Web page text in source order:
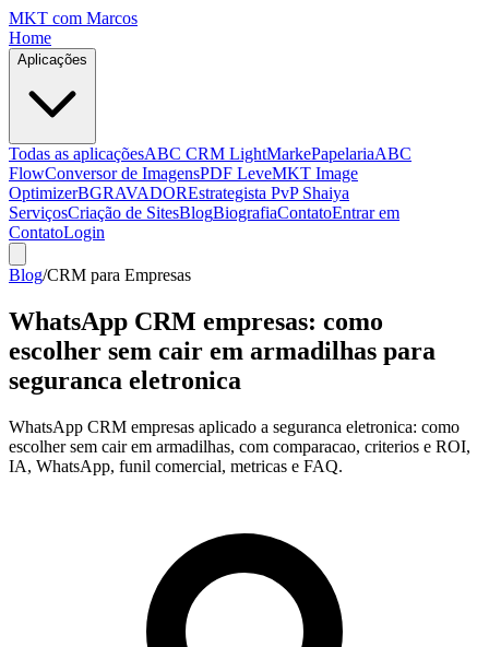
MKT com Marcos
Home
Aplicações
Todas as aplicaçõesABC CRM LightMarkePapelariaABC
FlowConversor de ImagensPDF LeveMKT Image
OptimizerBGRAVADOREstrategista PvP Shaiya
ServiçosCriação de SitesBlogBiografiaContatoEntrar em
ContatoLogin
Blog/CRM para Empresas
WhatsApp CRM empresas: como
escolher sem cair em armadilhas para
seguranca eletronica
WhatsApp CRM empresas aplicado a seguranca eletronica: como
escolher sem cair em armadilhas, com comparacao, criterios e ROI,
IA, WhatsApp, funil comercial, metricas e FAQ.